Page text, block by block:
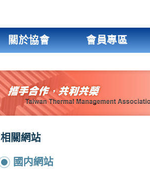
關於協會 會員專區
相關網站
國内網站